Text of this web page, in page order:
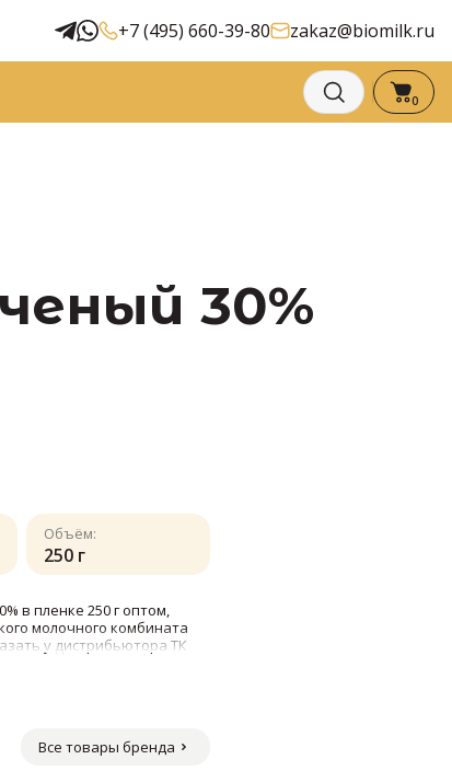
+7 (495) 660-39-80 zakaz@biomilk.ru
0
30%
Объём:
250 г
в пленке 250 г оптом,
молочного комбината
у дистрибьютора ТК
Все товары бренда